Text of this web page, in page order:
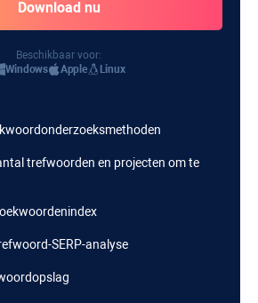
Beschikbaar voor:
Windows
Apple Linux
trefwoorden en projecten om te
SERP-analyse